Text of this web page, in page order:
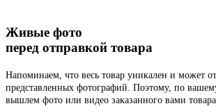
Живые фото
перед отправкой товара
Напоминаем, что весь товар уникален и может
представленных фотографий. Поэтому, по
вышлем фото или видео заказанного вами